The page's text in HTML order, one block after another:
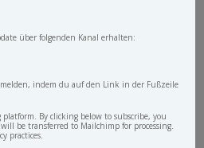
über folgenden Kanal erhalten:
indem du auf den Link in der Fußzeile
By clicking below to subscribe, you
be transferred to Mailchimp for processing.
practices.